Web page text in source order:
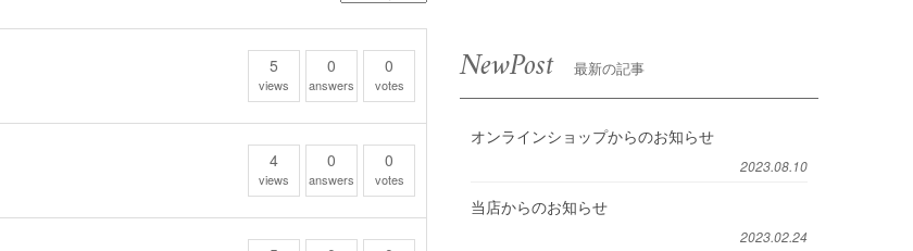
5
views
0
answers
0
votes
4
views
0
answers
0
votes
NewPost 最新の記事
オンラインショップからのお知らせ
2023.08.10
当店からのお知らせ
2023.02.24